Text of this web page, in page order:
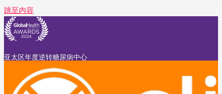
跳至内容
亚太区年度逆转糖尿病中心